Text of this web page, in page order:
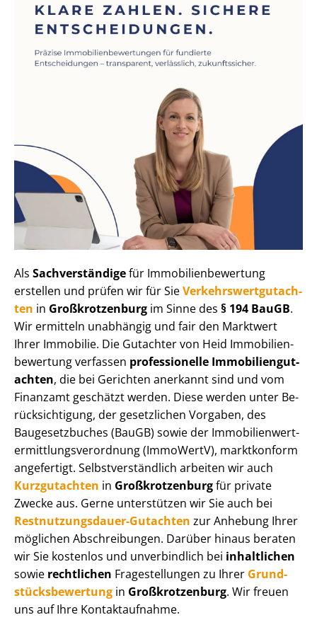
Als Sachverständigefür Im­mo­bi­li­en­be­wer­tung
erstellen und prüfen wir für SieVer­kehrs­wert­gut­ach­
ten in Großkrotzenburg im Sinne des § 194 BauGB.
Wir ermitteln unabhängig und fair den Marktwert
Ihrer Immobilie. Die Gutachter von Heid Im­mo­bi­li­en­
be­wer­tung verfassen professionelle Im­mo­bi­li­en­gut­
ach­ten, die bei Gerichten anerkannt sind und vom
Finanzamt geschätzt werden. Diese werden unter Be­
rück­sich­ti­gung, der gesetzlichen Vorgaben, des
Baugesetzbuches (BauGB) sowie der Im­mo­bi­li­en­wert­
ermitt­lungs­ver­ord­nung (ImmoWertV), marktkonform
angefertigt. Selbst­ver­ständ­lich arbeiten wir auch
Kurzgutachten in Großkrotzenburgfür private
Zwecke aus. Gerne unterstützen wir Sie auch bei
Rest­nut­zungs­dau­er-Gutachten zur Anhebung Ihrer
möglichen Abschreibungen. Darüber hinaus beraten
wir Sie kostenlos und unverbindlich bei inhaltlichen
sowie rechtlichen Fragestellungen zu Ihrer Grund­
stücks­be­wer­tung in Großkrotzenburg. Wir freuen
uns auf Ihre Kontaktaufnahme.